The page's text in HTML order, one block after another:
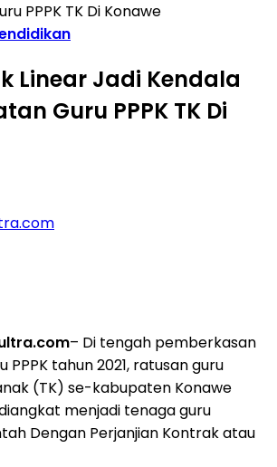
PPPK TK Di Konawe
Linear Jadi Kendala
Guru PPPK TK Di
– Di tengah pemberkasan
PPPK tahun 2021, ratusan guru
(TK) se-kabupaten Konawe
menjadi tenaga guru
Dengan Perjanjian Kontrak atau